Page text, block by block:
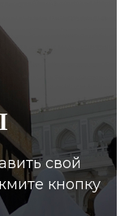
свой
кнопку